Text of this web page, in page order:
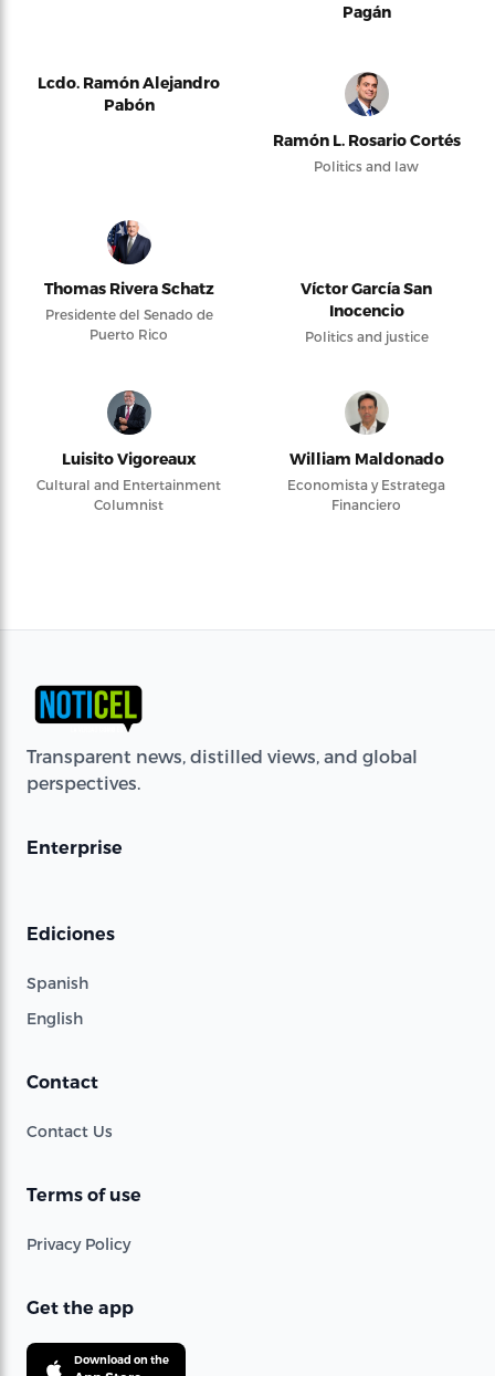
Pagán
Lcdo. Ramón Alejandro
Pabón
Ramón L. Rosario Cortés
Politics and law
Thomas Rivera Schatz
Presidente del Senado de
Puerto Rico
Víctor García San
Inocencio
Politics and justice
Luisito Vigoreaux
Cultural and Entertainment
Columnist
William Maldonado
Economista y Estratega
Financiero
Transparent news, distilled views, and global
perspectives.
Enterprise
Ediciones
Spanish
English
Contact
Contact Us
Terms of use
Privacy Policy
Get the app
Download on the